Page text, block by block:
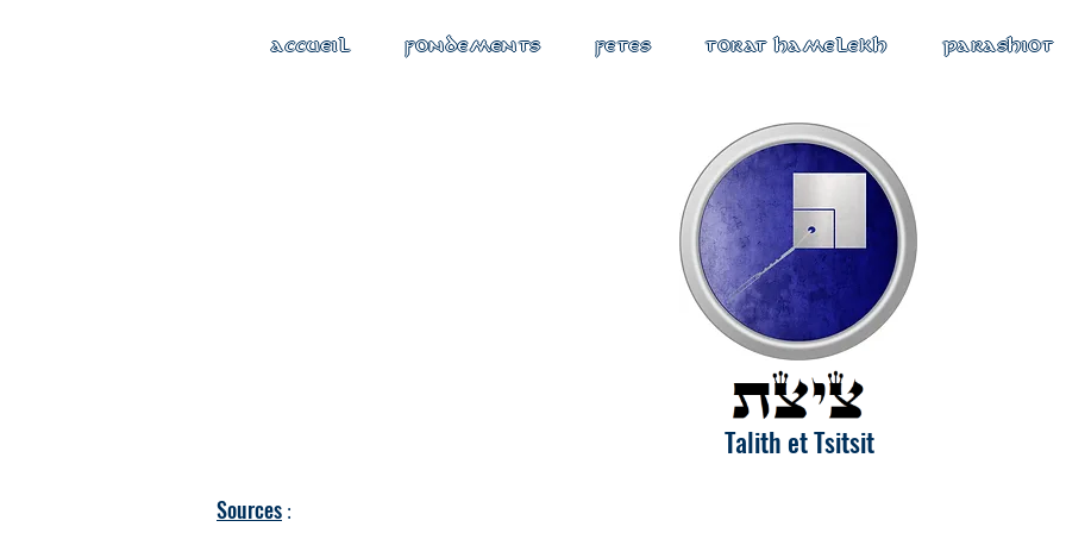
ACCUEIL FONDEMENTS FETES TORAT HAMELEKH PARASHIOT
Talith et Tsitsit
Sources :